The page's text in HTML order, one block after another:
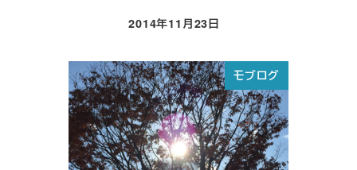
投稿日
2014年11月23日
モブログ